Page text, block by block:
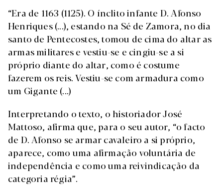
“Era de 1163 (1125). O ínclito infante D. Afonso
Henriques (...), estando na Sé de Zamora, no dia
santo de Pentecostes, tomou de cima do altar as
armas militares e vestiu-se e cingiu-se a si
próprio diante do altar, como é costume
fazerem os reis. Vestiu-se com armadura como
um Gigante (...)
Interpretando o texto, o historiador José
Mattoso, afirma que, para o seu autor, “o facto
de D. Afonso se armar cavaleiro a si próprio,
aparece, como uma afirmação voluntária de
independência e como uma reivindicação da
categoria régia”.